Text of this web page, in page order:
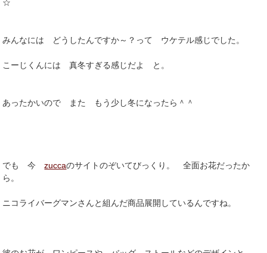
☆
みんなには どうしたんですか～？って ウケテル感じでした。
こーじくんには 真冬すぎる感じだよ と。
あったかいので また もう少し冬になったら＾＾
でも 今zuccaのサイトのぞいてびっくり。 全面お花だったか
ら。
ニコライバーグマンさんと組んだ商品展開しているんですね。